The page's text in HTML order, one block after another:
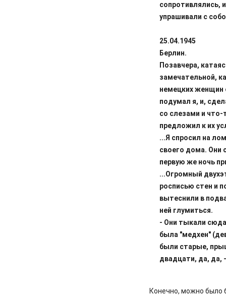
сопротивлялись,
упрашивали с
25.04.1945
Берлин.
Позавчера,
замечательной,
немецких
подумал я, и,
со слезами и
предложил к их
...Я спросил на
своего дома. Они
первую же ночь
...Огромный
росписью стен и
вытеснили в
ней глумиться.
- Они тыкали
была "медхен"
были старые,
двадцати, да, да,
Конечно, можно было